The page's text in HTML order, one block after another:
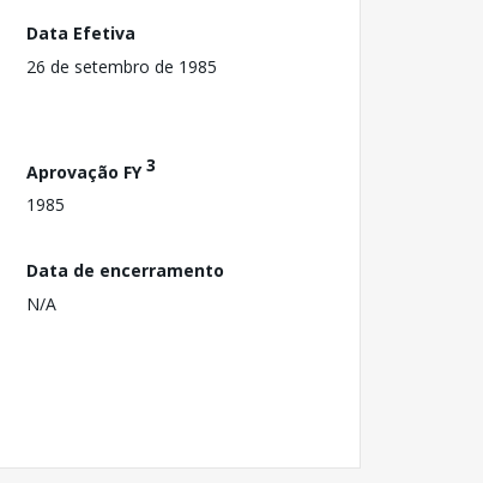
Data Efetiva
26 de setembro de 1985
Aprovação FY3
1985
Data de encerramento
N/A